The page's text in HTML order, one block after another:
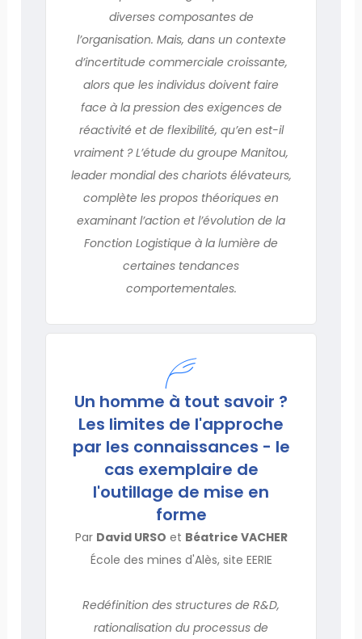
diverses composantes de
l’organisation. Mais, dans un contexte
d’incertitude commerciale croissante,
alors que les individus doivent faire
face à la pression des exigences de
réactivité et de flexibilité, qu’en est-il
vraiment ? L’étude du groupe Manitou,
leader mondial des chariots élévateurs,
complète les propos théoriques en
examinant l’action et l’évolution de la
Fonction Logistique à la lumière de
certaines tendances
comportementales.
Un homme à tout savoir ?
Les limites de l'approche
par les connaissances - le
cas exemplaire de
l'outillage de mise en
forme
Par David URSO et Béatrice VACHER
École des mines d'Alès, site EERIE
Redéfinition des structures de R&D,
rationalisation du processus de